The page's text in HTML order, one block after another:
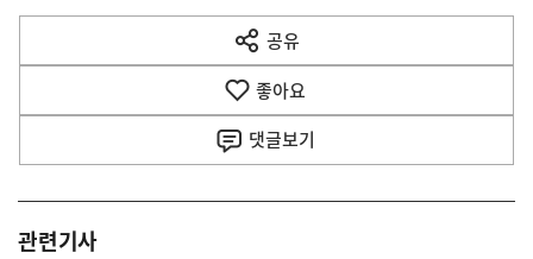
다
음
공유
열
기
좋아요
댓글보기
관련기사